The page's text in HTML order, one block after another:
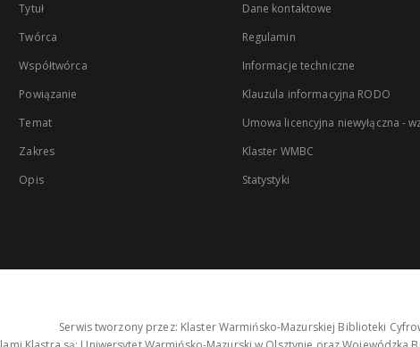
Tytuł
Twórca
Współtwórca
Powiązanie
Temat
Zakres
Opis
Dane kontaktowe
Regulamin
Informacje techniczne
Klauzula informacyjna RODO
Umowa licencyjna niewyłączna -
Klaster WMBC
Statystyki
Serwis tworzony przez: Klaster Warmińsko-Mazurskiej Biblioteki